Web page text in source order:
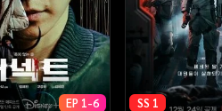
EP 1-6 SS 1